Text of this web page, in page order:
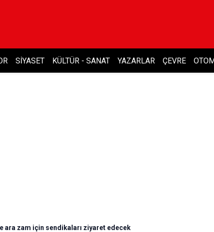
SIYASET KÜLTÜR - SANAT YAZARLAR ÇEVRE
ara zam için sendikaları ziyaret edecek